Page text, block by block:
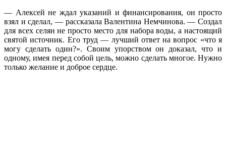
— Алексей не ждал указаний и финансирования, он просто
взял и сделал, — рассказала Валентина Немчинова. — Создал
для всех селян не просто место для набора воды, а настоящий
святой источник. Его труд — лучший ответ на вопрос «что я
могу сделать один?». Своим упорством он доказал, что и
одному, имея перед собой цель, можно сделать многое. Нужно
только желание и доброе сердце.